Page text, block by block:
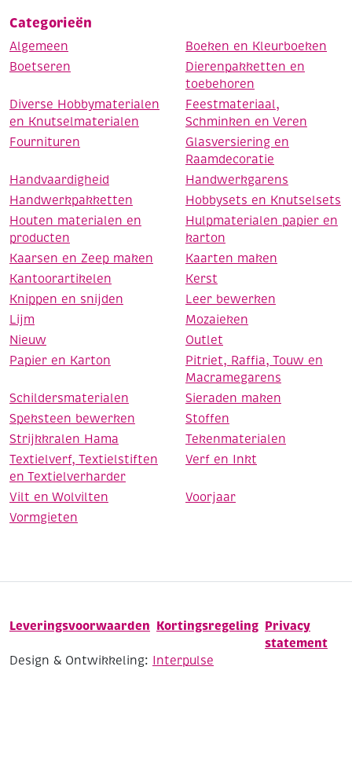
Categorieën
Algemeen
Boeken en Kleurboeken
Boetseren
Dierenpakketten en
toebehoren
Diverse Hobbymaterialen
en Knutselmaterialen
Feestmateriaal,
Schminken en Veren
Fournituren
Glasversiering en
Raamdecoratie
Handvaardigheid
Handwerkgarens
Handwerkpakketten
Hobbysets en Knutselsets
Houten materialen en
producten
Hulpmaterialen papier en
karton
Kaarsen en Zeep maken
Kaarten maken
Kantoorartikelen
Kerst
Knippen en snijden
Leer bewerken
Lijm
Mozaieken
Nieuw
Outlet
Papier en Karton
Pitriet, Raffia, Touw en
Macramegarens
Schildersmaterialen
Sieraden maken
Speksteen bewerken
Stoffen
Strijkkralen Hama
Tekenmaterialen
Textielverf, Textielstiften
en Textielverharder
Verf en Inkt
Vilt en Wolvilten
Voorjaar
Vormgieten
Leveringsvoorwaarden Kortingsregeling Privacy
statement
Design & Ontwikkeling: Interpulse